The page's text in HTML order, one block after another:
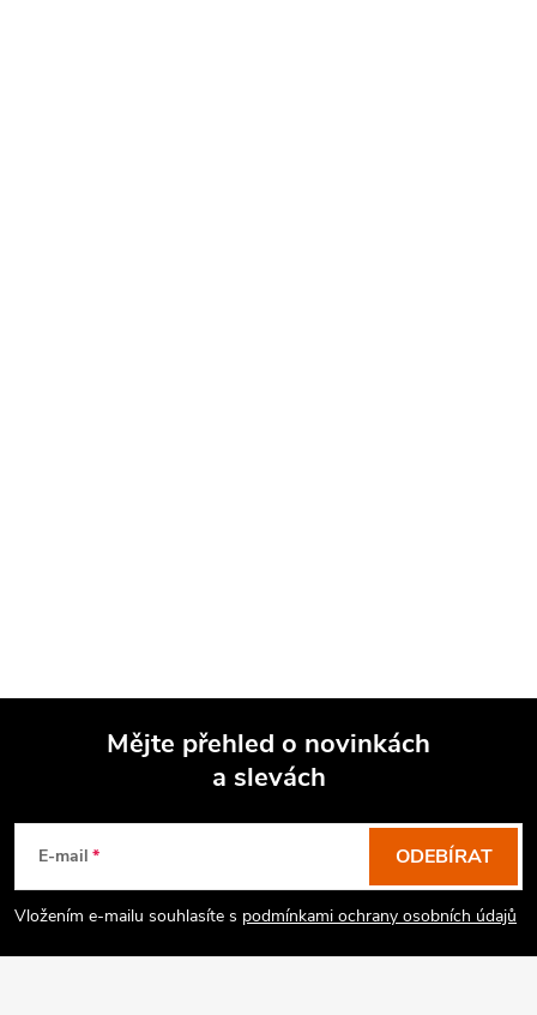
Mějte přehled o novinkách
a slevách
E-mail
Vložením e-mailu souhlasíte s podmínkami ochrany osobních údajů
ODEBÍRAT